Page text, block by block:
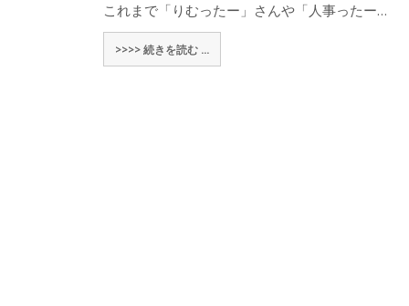
これまで「りむったー」さんや「人事ったー…
>>>> 続きを読む ...